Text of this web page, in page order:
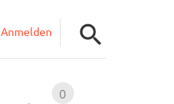
Anmelden
0